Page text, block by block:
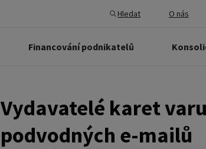
Hledat O nás
Financování podnikatelů
Vydavatelé karet
podvodných e-mailů